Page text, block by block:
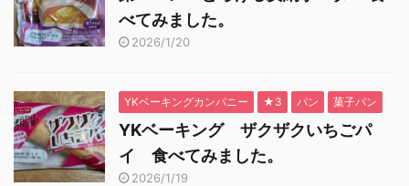
べてみました。
2026/1/20
YKベーキングカンパニー ★3 パン 菓子パン
YKベーキング ザクザクいちごパ
イ 食べてみました。
2026/1/19